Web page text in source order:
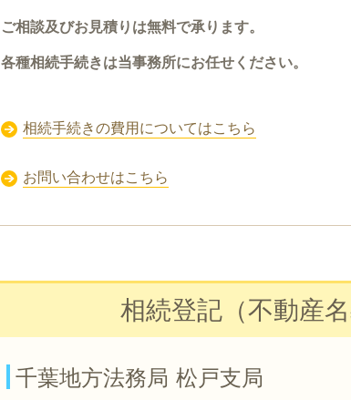
ご相談及びお見積りは無料で承ります。
各種相続手続きは当事務所にお任せください。
相続手続きの費用についてはこちら
お問い合わせはこちら
相続登記（不動産
千葉地方法務局 松戸支局